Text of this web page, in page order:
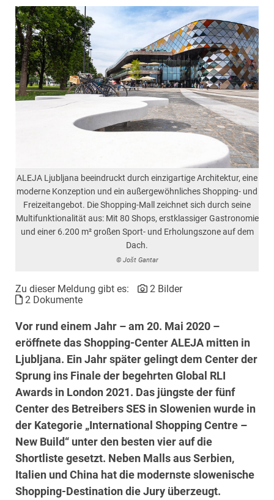
ALEJA Ljubljana beeindruckt durch einzigartige Architektur, eine
moderne Konzeption und ein außergewöhnliches Shopping- und
Freizeitangebot. Die Shopping-Mall zeichnet sich durch seine
Multifunktionalität aus: Mit 80 Shops, erstklassiger Gastronomie
und einer 6.200 m² großen Sport- und Erholungszone auf dem
Dach.
© Jošt Gantar
Zu dieser Meldung gibt es:
2 Bilder
2 Dokumente
Vor rund einem Jahr – am 20. Mai 2020 –
eröffnete das Shopping-Center ALEJA mitten in
Ljubljana. Ein Jahr später gelingt dem Center der
Sprung ins Finale der begehrten Global RLI
Awards in London 2021. Das jüngste der fünf
Center des Betreibers SES in Slowenien wurde in
der Kategorie „International Shopping Centre –
New Build“ unter den besten vier auf die
Shortliste gesetzt. Neben Malls aus Serbien,
Italien und China hat die modernste slowenische
Shopping-Destination die Jury überzeugt.